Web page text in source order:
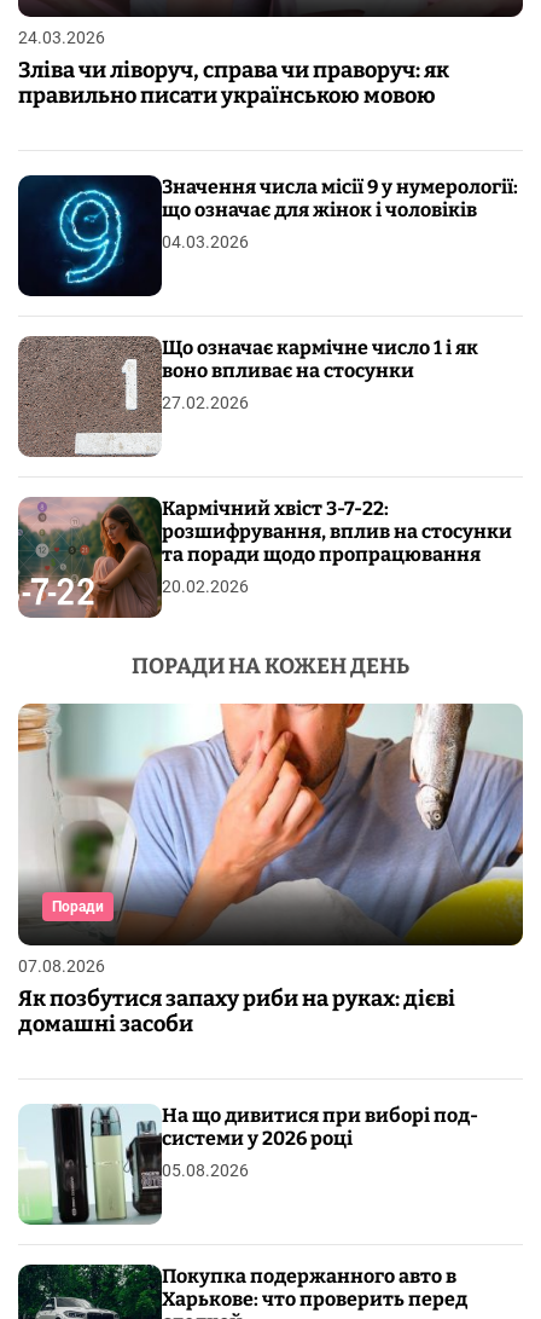
24.03.2026
Зліва чи ліворуч, справа чи праворуч: як
правильно писати українською мовою
Значення числа місії 9 у нумерології:
що означає для жінок і чоловіків
04.03.2026
Що означає кармічне число 1 і як
воно впливає на стосунки
27.02.2026
Кармічний хвіст 3-7-22:
розшифрування, вплив на стосунки
та поради щодо пропрацювання
20.02.2026
ПОРАДИ НА КОЖЕН ДЕНЬ
Поради
07.08.2026
Як позбутися запаху риби на руках: дієві
домашні засоби
На що дивитися при виборі под-
системи у 2026 році
05.08.2026
Покупка подержанного авто в
Харькове: что проверить перед